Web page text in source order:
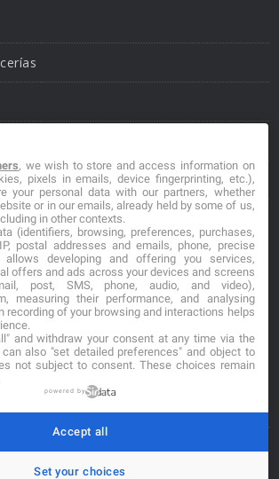
contacto
los datos mostrados estén
son estimaciones y no se
carniceriasibericas.com
, we wish to store and access information on
pixels in emails, device fingerprinting, etc.),
your personal data with our partners, whether
or in our emails, already held by some of us,
in other contexts.
(identifiers, browsing, preferences, purchases,
postal addresses and emails, phone, precise
allows developing and offering you services,
offers and ads across your devices and screens
post, SMS, phone, audio, and video),
measuring their performance, and analysing
recording of your browsing and interactions helps
and withdraw your consent at any time via the
can also "set detailed preferences" and object to
not subject to consent. These choices remain
powered by
Set your choices
Accept all